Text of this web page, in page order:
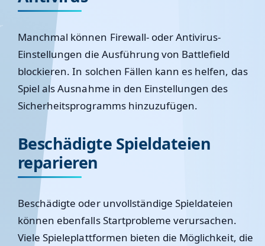
Manchmal können Firewall- oder Antivirus-
Einstellungen die Ausführung von Battlefield
blockieren. In solchen Fällen kann es helfen, das
Spiel als Ausnahme in den Einstellungen des
Sicherheitsprogramms hinzuzufügen.
Beschädigte Spieldateien
reparieren
Beschädigte oder unvollständige Spieldateien
können ebenfalls Startprobleme verursachen.
Viele Spieleplattformen bieten die Möglichkeit, die